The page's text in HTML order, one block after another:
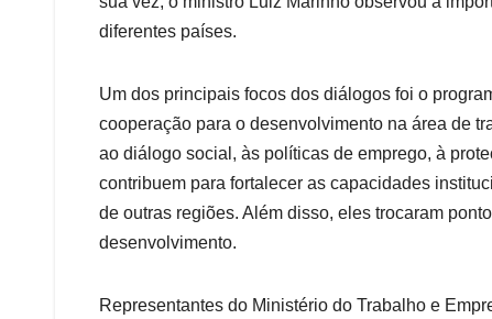
diferentes países.
Um dos principais focos dos diálogos foi o
cooperação para o desenvolvimento na área de
ao diálogo social, às políticas de emprego, à
contribuem para fortalecer as capacidades
de outras regiões. Além disso, eles trocaram
desenvolvimento.
Representantes do Ministério do Trabalho e